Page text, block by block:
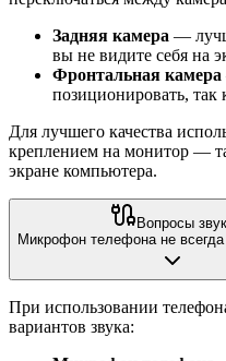
Задняя камера —
вы не видите себя на
Фронтальная камера
позиционировать, так
Для лучшего качества
креплением на монитор —
экране компьютера.
Вопросы
Микрофон телефона не
При использовании
вариантов звука: